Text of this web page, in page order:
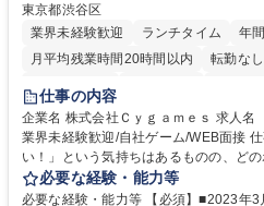
東京都渋谷区
業界未経験歓迎
ランチタイム
年
月平均残業時間20時間以内
転勤なし
住宅手当あり
交通費支給
土日祝休み 服装自由
食事補助あり
仕事の内容
企業名 株式会社Ｃｙｇａｍｅｓ 求人名 【第二新卒オープンポジション】
業界未経験歓迎/自社ゲーム/WEB面接 仕事の内容 「ゲーム業界で働きた
い！」という気持ちはあるものの、ど
しているか悩んでいる方が対象となります！ 総合職（プランナー/
アナリストなど）、技術職（開発エン
必要な経験・能力等
必要な経験・能力等 【必須】■2023年